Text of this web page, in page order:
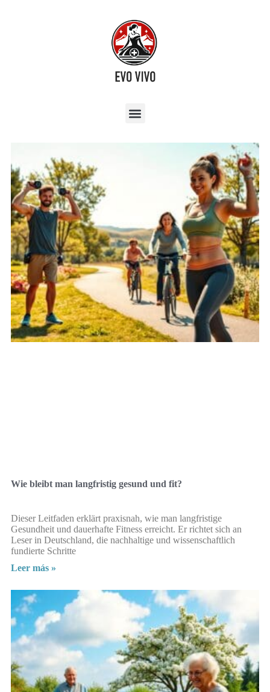
Wie bleibt man langfristig gesund und fit?
Dieser Leitfaden erklärt praxisnah, wie man langfristige
Gesundheit und dauerhafte Fitness erreicht. Er richtet sich an
Leser in Deutschland, die nachhaltige und wissenschaftlich
fundierte Schritte
Leer más »